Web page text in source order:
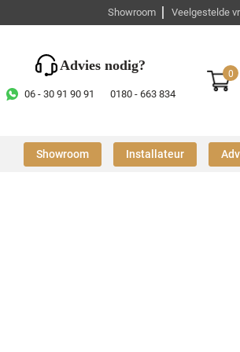
Showroom Veelgestelde
Advies nodig?
06 - 30 91 90 91 0180 - 663 834
0
Showroom Installateur